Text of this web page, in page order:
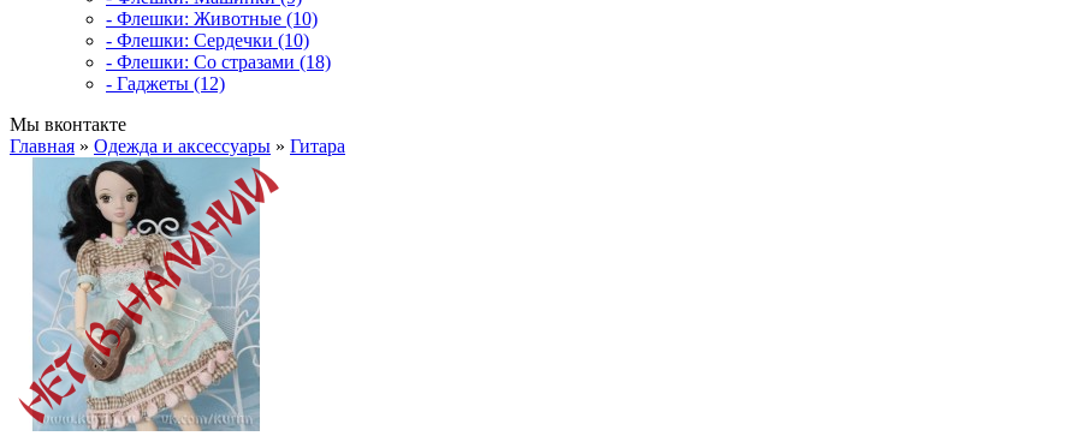
- Флешки: Животные (10)
- Флешки: Сердечки (10)
- Флешки: Со стразами (18)
- Гаджеты (12)
Мы вконтакте
Главная » Одежда и аксессуары » Гитара